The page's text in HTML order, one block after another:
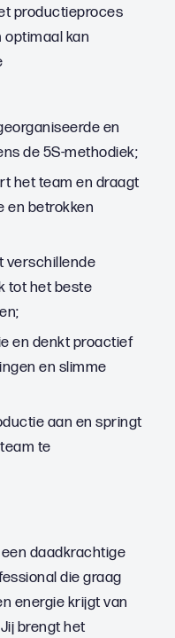
productieproces
optimaal kan
en
de 5S-methodiek;
het team en draagt
en betrokken
verschillende
tot het beste
en denkt proactief
en slimme
aan en springt
te
daadkrachtige
die graag
energie krijgt van
brengt het